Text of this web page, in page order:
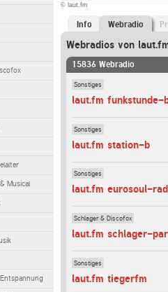
Musical
© laut.fm
Info Webradio
Webradios von
15836 Webradio
Sonstiges
laut.fm funkstunde-
Sonstiges
laut.fm station-b
Sonstiges
laut.fm eurosoul-
Schlager & Discofox
laut.fm schlager-
Sonstiges
laut.fm tiegerfm